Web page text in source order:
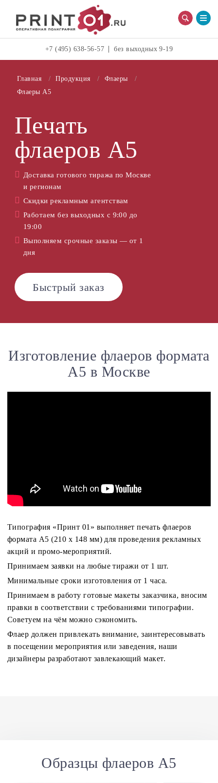
. .
+7 (495) 638-56-57 без выходных 9-19
Главная Продукция
Флаеры
Флаеры А5
Печать
флаеров А5
Доставка готового тиража по Москве
и регионам
Скидки рекламным агентствам
Работаем без выходных с 9:00 до
19:00
Выполняем срочные заказы — от 1
дня
Быстрый заказ
Изготовление флаеров формата
А5 в Москве
Типография «Принт 01» выполняет печать флаеров
формата А5 (210 х 148 мм) для проведения рекламных
акций и промо-мероприятий.
Принимаем заявки на любые тиражи от 1 шт.
Минимальные сроки изготовления от 1 часа.
Принимаем в работу готовые макеты заказчика, вносим
правки в соответствии с требованиями типографии.
Советуем на чём можно сэкономить.
Флаер должен привлекать внимание, заинтересовывать
в посещении мероприятия или заведения, наши
дизайнеры разработают завлекающий макет.
Образцы флаеров А5